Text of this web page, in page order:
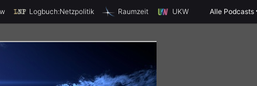
Logbuch:Netzpolitik Raumzeit UKW Alle Podcasts